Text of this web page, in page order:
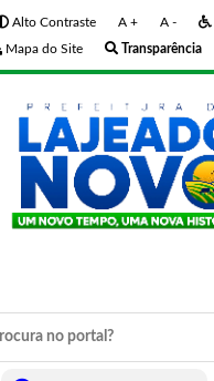
Alto Contraste A + A -
Mapa do Site
Transparência